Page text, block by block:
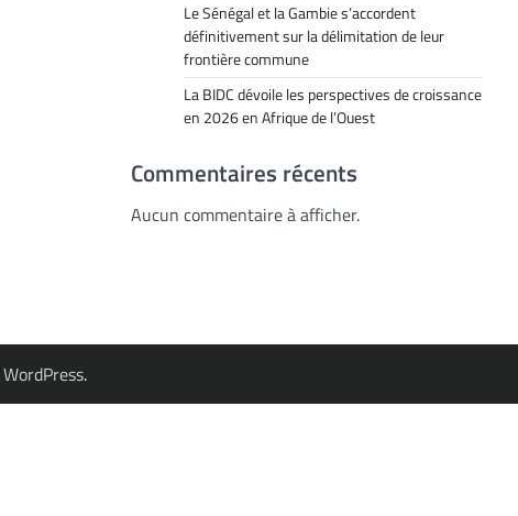
Le Sénégal et la Gambie s’accordent
définitivement sur la délimitation de leur
frontière commune
La BIDC dévoile les perspectives de croissance
en 2026 en Afrique de l’Ouest
Commentaires récents
Aucun commentaire à afficher.
WordPress.